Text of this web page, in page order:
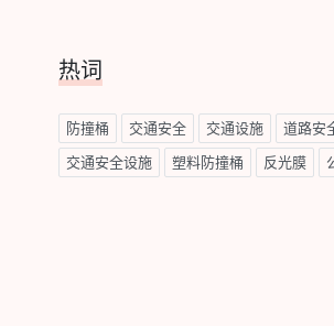
热词
防撞桶 交通安全 交通设施 道路安
交通安全设施 塑料防撞桶 反光膜